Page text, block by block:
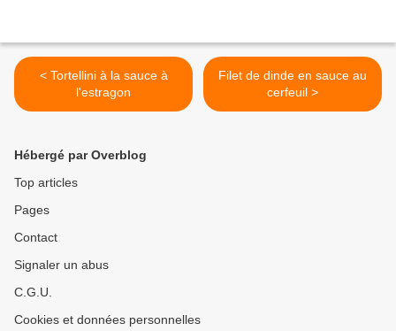
< Tortellini à la sauce à
l'estragon
Filet de dinde en sauce au
cerfeuil >
Hébergé par Overblog
Top articles
Pages
Contact
Signaler un abus
C.G.U.
Cookies et données personnelles